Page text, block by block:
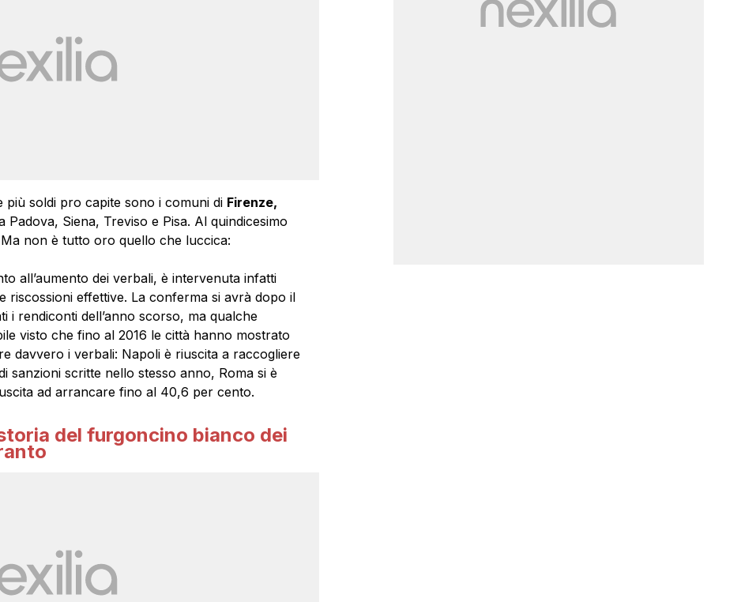
più soldi pro capite sono i comuni di Firenze,
Padova, Siena, Treviso e Pisa. Al quindicesimo
non è tutto oro quello che luccica:
all’aumento dei verbali, è intervenuta infatti
riscossioni effettive. La conferma si avrà dopo il
i rendiconti dell’anno scorso, ma qualche
visto che fino al 2016 le città hanno mostrato
davvero i verbali: Napoli è riuscita a raccogliere
sanzioni scritte nello stesso anno, Roma si è
ad arrancare fino al 40,6 per cento.
del furgoncino bianco dei